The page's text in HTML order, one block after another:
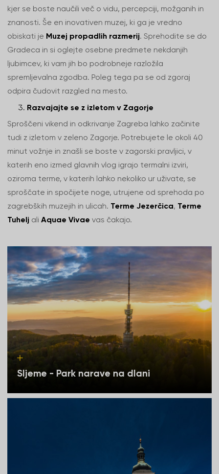
kjer se boste naučili več o vidu, percepciji, možganih in
znanosti. Še en inovativen muzej, ki ga je vredno
obiskati je Muzej propadlih razmerij. Sprehodite se do
Gradeca in si oglejte osebne predmete nekdanjih
ljubimcev, ki vam jih bo podrobneje razložila
spremljevalna zgodba. Poleg tega pa se od zgoraj
odpira čudovit razgled na mesto.
Razvajajte se z izletom v Zagorje
Sproščeni vikend in odkrivanje Zagreba lahko začinite
tudi z izletom v zeleno Zagorje. Potrebujete le okoli 40
minut vožnje in znašli se boste v zagorski pravljici, v
katerih eno izmed glavnih vlog igrajo termalni izviri,
oziroma terme, v katerih lahko nekoliko ur uživate, se
sproščate in spočijete noge, utrujene od sprehoda po
zagrebških muzejih in ulicah. Terme Jezerčica, Terme
Tuhelj ali Aquae Vivae vas čakajo.
Sljeme - Park narave na dlani